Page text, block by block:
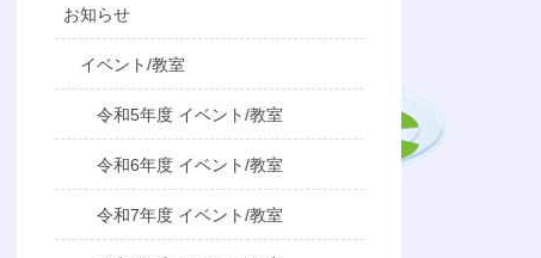
お知らせ
イベント/教室
令和5年度 イベント/教室
令和6年度 イベント/教室
令和7年度 イベント/教室